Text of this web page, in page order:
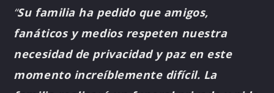
“Su familia ha pedido que amigos,
fanáticos y medios respeten nuestra
necesidad de privacidad y paz en este
momento increíblemente difícil. La